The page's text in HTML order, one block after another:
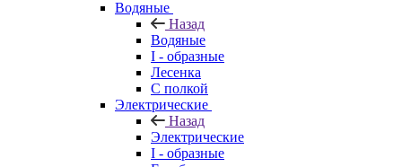
Водяные
Назад
Водяные
I - образные
Лесенка
С полкой
Электрические
Назад
Электрические
I - образные